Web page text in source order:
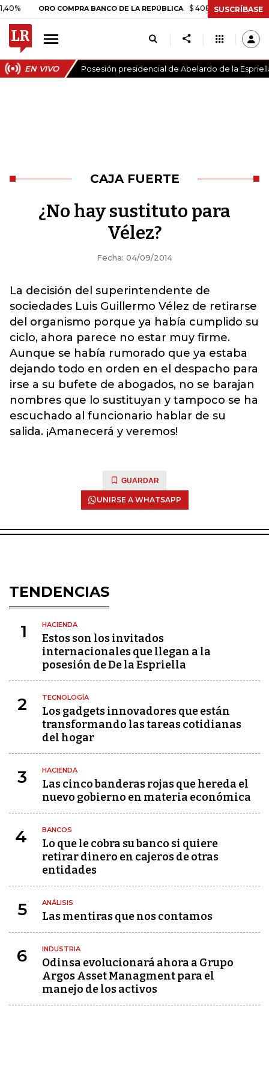
ORO COMPRA BANCO DE LA REPÚBLICA $ 408.498,97 +$ 8.753,81
SUSCRÍBASE
EN VIVO Posesión presidencial de Abelardo de la
CAJA FUERTE
¿No hay sustituto para
Vélez?
Fecha: 04/09/2014
La decisión del superintendente de
sociedades Luis Guillermo Vélez de retirarse
del organismo porque ya había cumplido su
ciclo, ahora parece no estar muy firme.
Aunque se había rumorado que ya estaba
dejando todo en orden en el despacho para
irse a su bufete de abogados, no se barajan
nombres que lo sustituyan y tampoco se ha
escuchado al funcionario hablar de su
salida. ¡Amanecerá y veremos!
GUARDAR
UNIRSE A WHATSAPP
TENDENCIAS
1 HACIENDA
Estos son los invitados
internacionales que llegan a la
posesión de De la Espriella
2 TECNOLOGÍA
Los gadgets innovadores que están
transformando las tareas cotidianas
del hogar
3 HACIENDA
Las cinco banderas rojas que hereda el
nuevo gobierno en materia económica
4 BANCOS
Lo que le cobra su banco si quiere
retirar dinero en cajeros de otras
entidades
5 ANÁLISIS
Las mentiras que nos contamos
6 INDUSTRIA
Odinsa evolucionará ahora a Grupo
Argos Asset Managment para el
manejo de los activos